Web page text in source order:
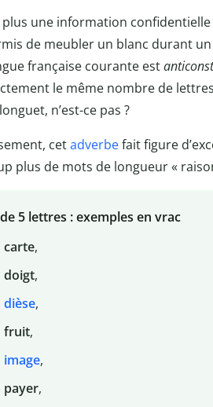
plus une information
de meubler un blanc durant
française courante est
le même nombre de
n’est-ce pas ?
cetadverbefait figure
plus de mots de longueur «
5 lettres : exemples en vrac
carte,
doigt,
dièse,
fruit,
image,
payer,